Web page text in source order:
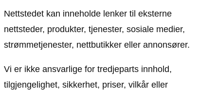
Nettstedet kan inneholde lenker til eksterne
nettsteder, produkter, tjenester, sosiale medier,
strømmetjenester, nettbutikker eller annonsører.
Vi er ikke ansvarlige for tredjeparts innhold,
tilgjengelighet, sikkerhet, priser, vilkår eller